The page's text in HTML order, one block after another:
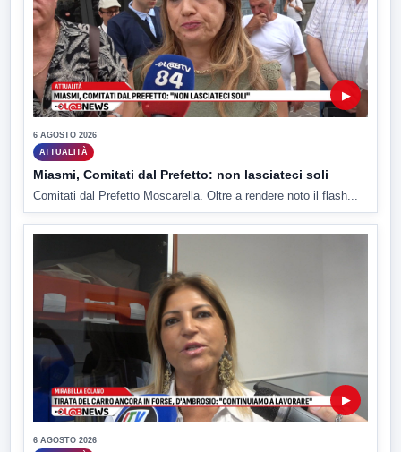
▶
6 AGOSTO 2026
ATTUALITÀ
Miasmi, Comitati dal Prefetto: non lasciateci soli
Comitati dal Prefetto Moscarella. Oltre a rendere noto il flash...
▶
6 AGOSTO 2026